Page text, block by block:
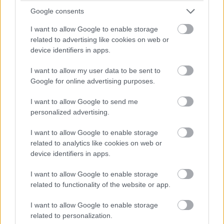
Google consents
I want to allow Google to enable storage
related to advertising like cookies on web or
device identifiers in apps.
I want to allow my user data to be sent to
Google for online advertising purposes.
I want to allow Google to send me
personalized advertising.
I want to allow Google to enable storage
related to analytics like cookies on web or
device identifiers in apps.
I want to allow Google to enable storage
related to functionality of the website or app.
I want to allow Google to enable storage
related to personalization.
szintén kompatibilis), melynek felső része a képernyő alá
Tollakkal ékeskedni
A toll szintén erősen ajánlott, szinte kötelező kiegészítő.